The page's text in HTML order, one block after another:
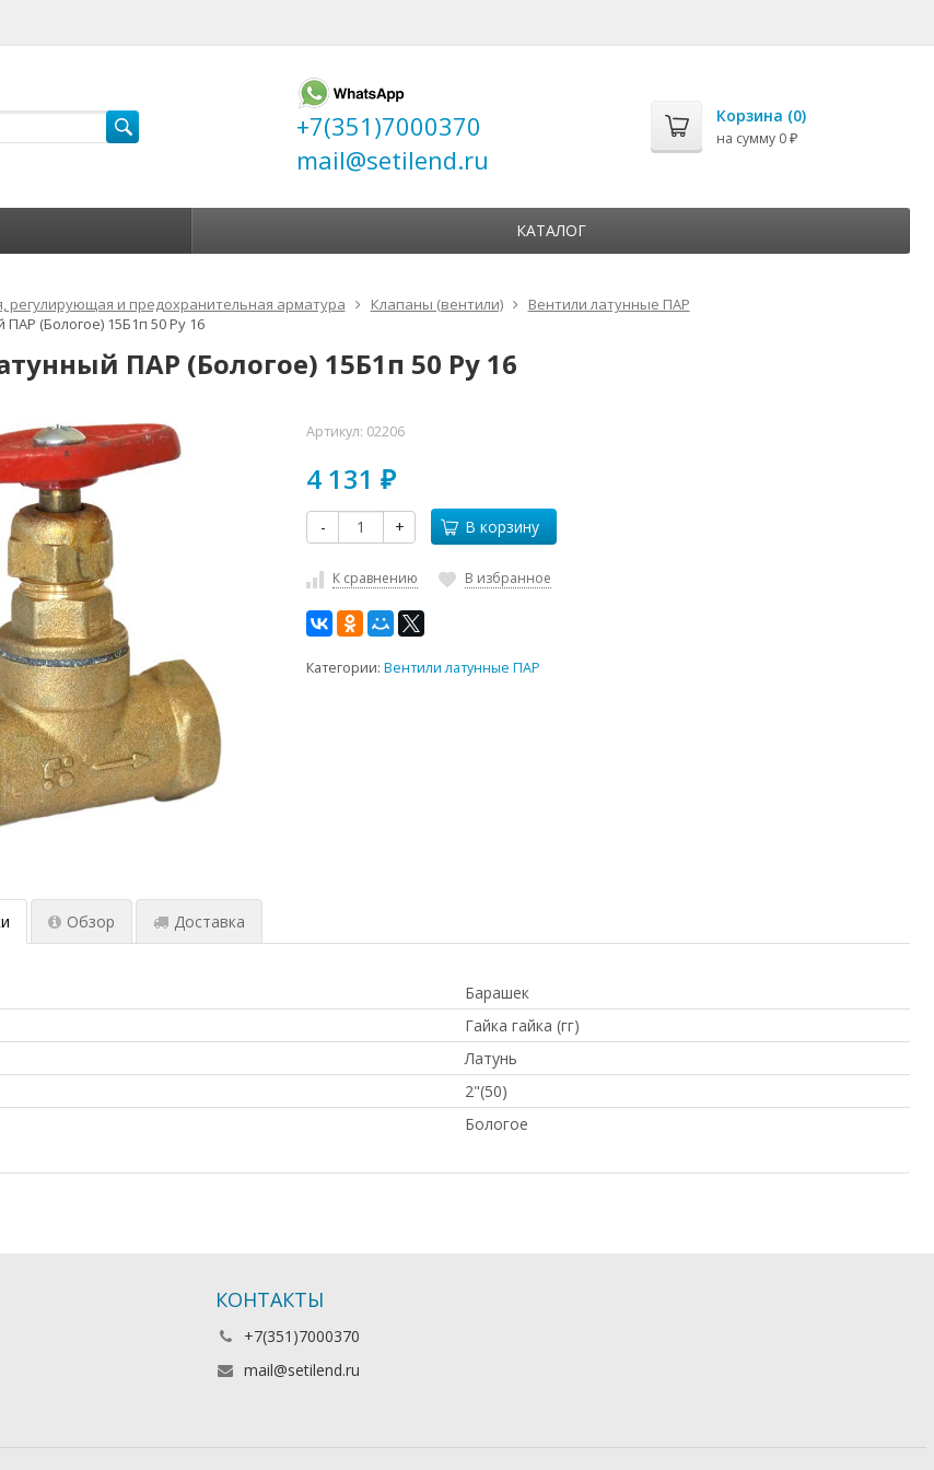
+7(351)7000370
mail@setilend.ru
Корзина (0)
на сумму 0 ₽
КАТАЛОГ
регулирующая и предохранительная арматура Клапаны (вентили)
Вентили латунные ПАР
(Бологое) 15Б1п 50 Ру 16
ПАР (Бологое) 15Б1п 50 Ру 16
Артикул: 02206
4 131₽
- + В корзину
К сравнению В избранное
Категории:Вентили латунные ПАР
Обзор Доставка
Барашек
Гайка гайка (гг)
Латунь
2"(50)
Бологое
КОНТАКТЫ
+7(351)7000370
mail@setilend.ru